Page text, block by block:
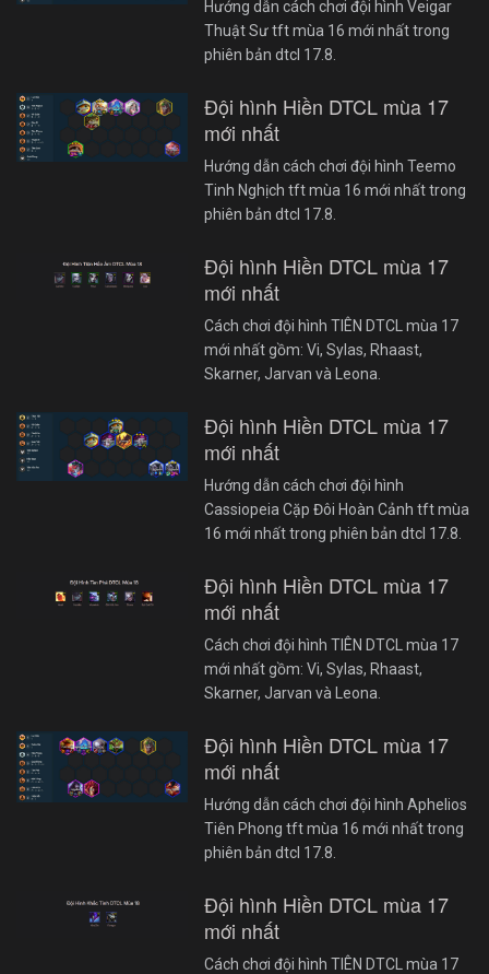
Hướng dẫn cách chơi đội hình Veigar
Thuật Sư tft mùa 16 mới nhất trong
phiên bản dtcl 17.8.
Đội hình Hiền DTCL mùa 17
mới nhất
Hướng dẫn cách chơi đội hình Teemo
Tinh Nghịch tft mùa 16 mới nhất trong
phiên bản dtcl 17.8.
Đội hình Hiền DTCL mùa 17
mới nhất
Cách chơi đội hình TIÊN DTCL mùa 17
mới nhất gồm: Vi, Sylas, Rhaast,
Skarner, Jarvan và Leona.
Đội hình Hiền DTCL mùa 17
mới nhất
Hướng dẫn cách chơi đội hình
Cassiopeia Cặp Đôi Hoàn Cảnh tft mùa
16 mới nhất trong phiên bản dtcl 17.8.
Đội hình Hiền DTCL mùa 17
mới nhất
Cách chơi đội hình TIÊN DTCL mùa 17
mới nhất gồm: Vi, Sylas, Rhaast,
Skarner, Jarvan và Leona.
Đội hình Hiền DTCL mùa 17
mới nhất
Hướng dẫn cách chơi đội hình Aphelios
Tiên Phong tft mùa 16 mới nhất trong
phiên bản dtcl 17.8.
Đội hình Hiền DTCL mùa 17
mới nhất
Cách chơi đội hình TIÊN DTCL mùa 17